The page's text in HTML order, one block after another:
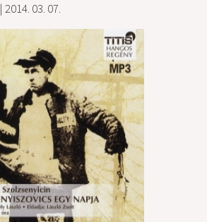
| 2014. 03. 07.